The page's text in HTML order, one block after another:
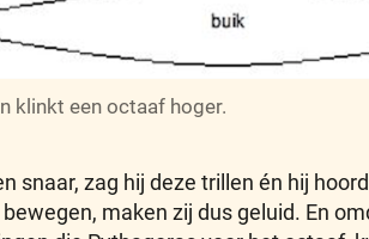
klinkt een octaaf hoger.
zag hij deze trillen én hij
maken zij dus geluid. En